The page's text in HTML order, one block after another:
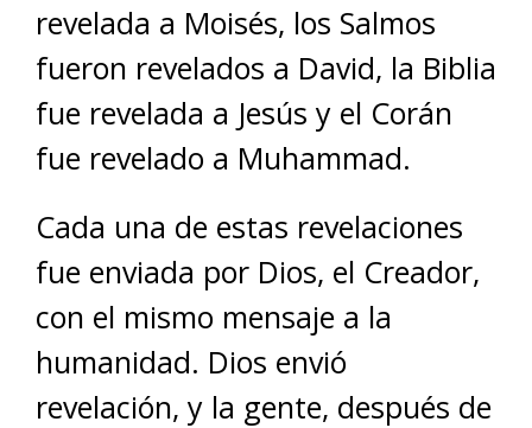
revelada a Moisés, los Salmos
fueron revelados a David, la Biblia
fue revelada a Jesús y el Corán
fue revelado a Muhammad.
Cada una de estas revelaciones
fue enviada por Dios, el Creador,
con el mismo mensaje a la
humanidad. Dios envió
revelación, y la gente, después de